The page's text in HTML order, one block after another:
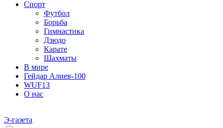
Спорт
Футбол
Борьба
Гимнастика
Дзюдо
Карате
Шахматы
В мире
Гейдар Алиев-100
WUF13
О нас
Э-газета